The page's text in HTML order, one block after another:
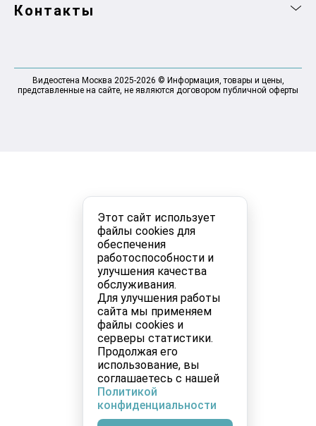
Этот сайт использует
файлы cookies для
обеспечения
работоспособности и
улучшения качества
обслуживания.
Для улучшения работы
сайта мы применяем
файлы cookies и
серверы статистики.
Продолжая его
использование, вы
соглашаетесь с нашей
Политикой
конфиденциальности
Контакты
Видеостена Москва 2025-2026 © Информация, товары и цены,
представленные на сайте, не являются договором публичной оферты